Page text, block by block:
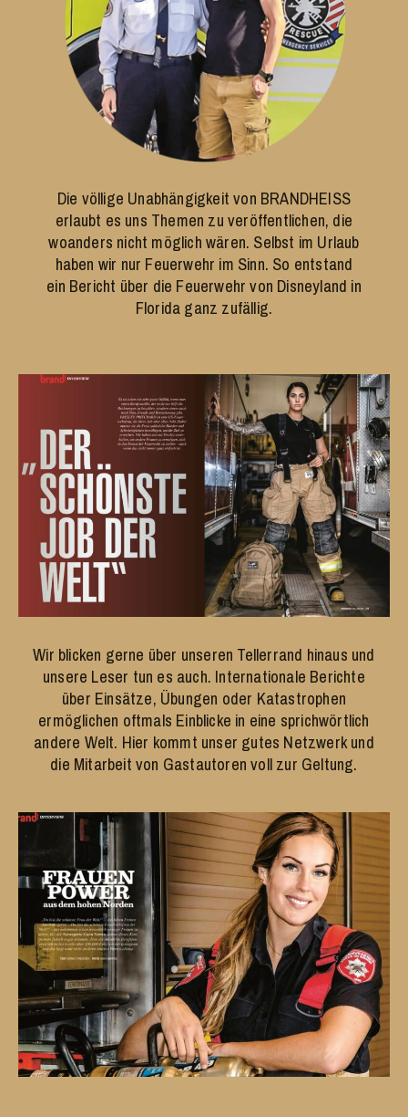
Die völlige Unabhängigkeit von BRANDHEISS
erlaubt es uns Themen zu veröffentlichen, die
woanders nicht möglich wären. Selbst im Urlaub
haben wir nur Feuerwehr im Sinn. So entstand
ein Bericht über die Feuerwehr von Disneyland in
Florida ganz zufällig.
Wir blicken gerne über unseren Tellerrand hinaus und
unsere Leser tun es auch. Internationale Berichte
über Einsätze, Übungen oder Katastrophen
ermöglichen oftmals Einblicke in eine sprichwörtlich
andere Welt. Hier kommt unser gutes Netzwerk und
die Mitarbeit von Gastautoren voll zur Geltung.